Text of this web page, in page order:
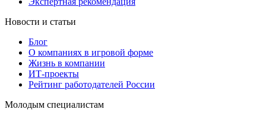
Новости и статьи
Блог
О компаниях в игровой форме
Жизнь в компании
ИТ-проекты
Рейтинг работодателей России
Молодым специалистам